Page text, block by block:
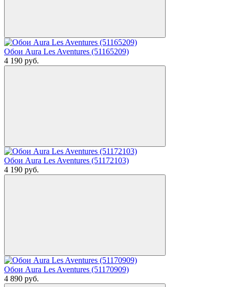
Обои Aura Les Aventures (51165209)
4 190 руб.
Обои Aura Les Aventures (51172103)
4 190 руб.
Обои Aura Les Aventures (51170909)
4 890 руб.